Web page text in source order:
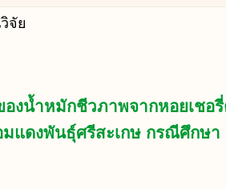
จัย
งน้ำหมักชีวภาพจากหอยเชอรี่
แดงพันธุ์ศรีสะเกษ กรณีศึกษา